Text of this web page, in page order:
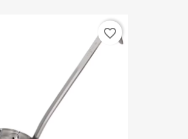
favorite_border